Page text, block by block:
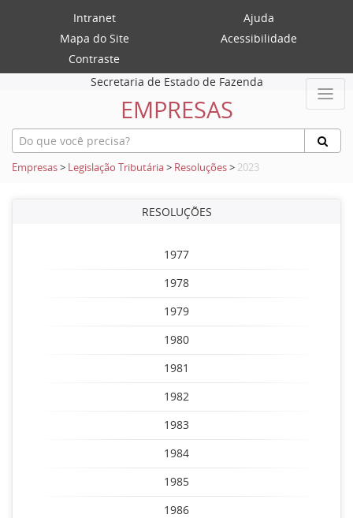
Intranet
Ajuda
Mapa do Site
Acessibilidade
Contraste
Secretaria de Estado de Fazenda
EMPRESAS
Empresas> Legislação Tributária> Resoluções> 2023
RESOLUÇÕES
1977
1978
1979
1980
1981
1982
1983
1984
1985
1986